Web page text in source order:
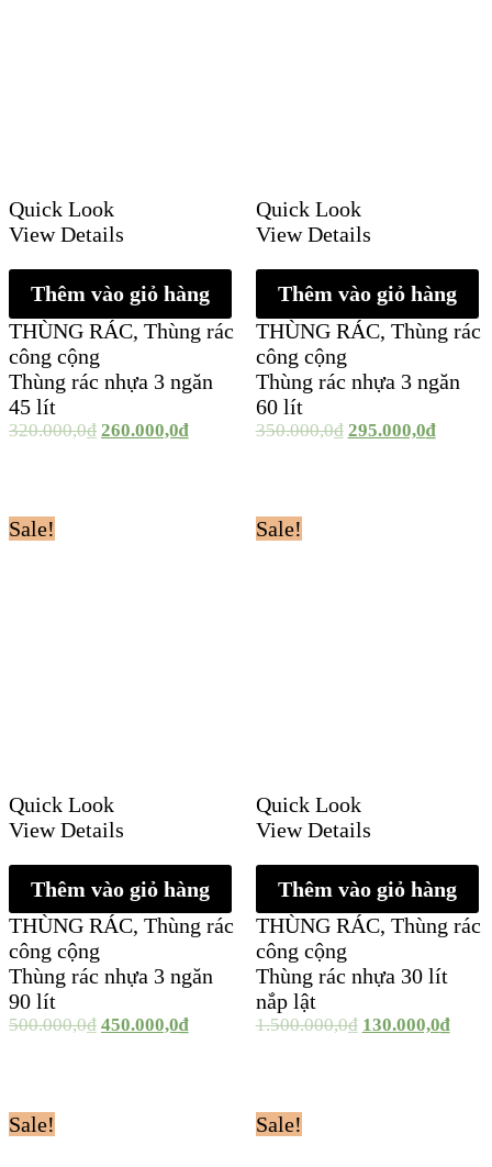
Quick Look
View Details
Thêm vào giỏ hàng
THÙNG RÁC, Thùng rác
công cộng
Thùng rác nhựa 3 ngăn
45 lít
320.000,0₫ 260.000,0₫
Quick Look
View Details
Thêm vào giỏ hàng
THÙNG RÁC, Thùng rác
công cộng
Thùng rác nhựa 3 ngăn
60 lít
350.000,0₫ 295.000,0₫
Sale!
Quick Look
View Details
Thêm vào giỏ hàng
THÙNG RÁC, Thùng rác
công cộng
Thùng rác nhựa 3 ngăn
90 lít
500.000,0₫ 450.000,0₫
Sale!
Quick Look
View Details
Thêm vào giỏ hàng
THÙNG RÁC, Thùng rác
công cộng
Thùng rác nhựa 30 lít
nắp lật
1.500.000,0₫ 130.000,0₫
Sale! Sale!